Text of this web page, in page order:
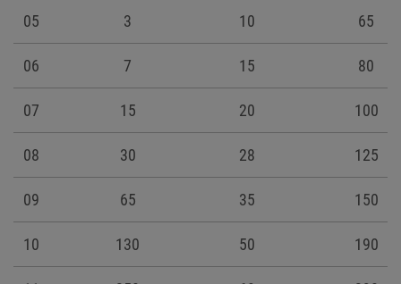
05 3 10 65
06 7 15 80
07 15 20 100
08 30 28 125
09 65 35 150
10 130 50 190